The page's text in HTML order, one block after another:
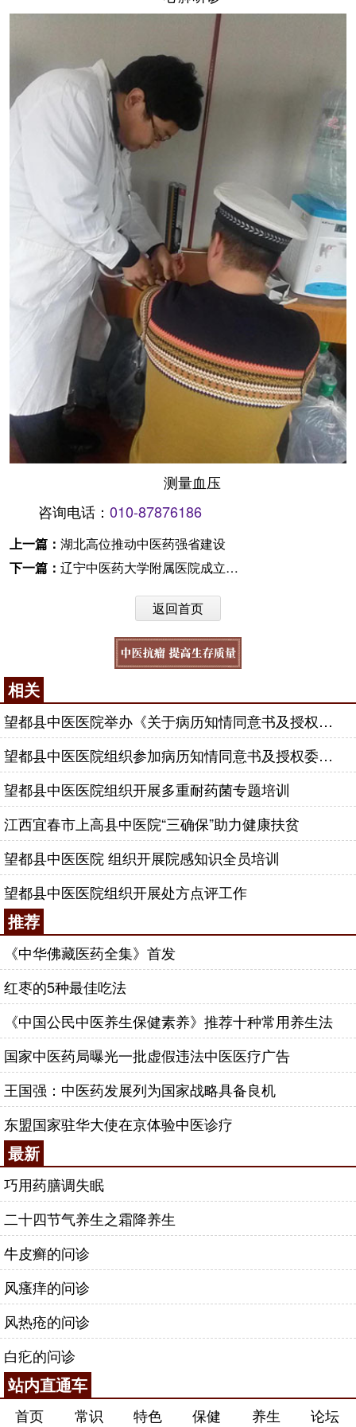
测量血压
咨询电话： 010-87876186
上一篇： 湖北高位推动中医药强省建设
下一篇： 辽宁中医药大学附属医院成立南丁格尔志愿护理服务分队
返回首页
相关
望都县中医医院举办《关于病历知情同意书及授权委托书签署的相关问题》培训班
望都县中医医院组织参加病历知情同意书及授权委托书签署的相关问题培训班
望都县中医医院组织开展多重耐药菌专题培训
江西宜春市上高县中医院“三确保”助力健康扶贫
望都县中医医院 组织开展院感知识全员培训
望都县中医医院组织开展处方点评工作
推荐
《中华佛藏医药全集》首发
红枣的5种最佳吃法
《中国公民中医养生保健素养》推荐十种常用养生法
国家中医药局曝光一批虚假违法中医医疗广告
王国强：中医药发展列为国家战略具备良机
东盟国家驻华大使在京体验中医诊疗
最新
巧用药膳调失眠
二十四节气养生之霜降养生
牛皮癣的问诊
风瘙痒的问诊
风热疮的问诊
白疕的问诊
站内直通车
首页 常识 特色 保健 养生 论坛